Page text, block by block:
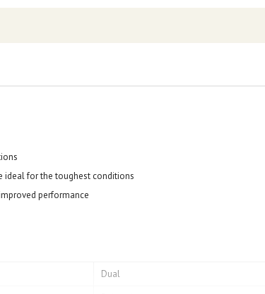
ideal for the toughest conditions
performance
Dual